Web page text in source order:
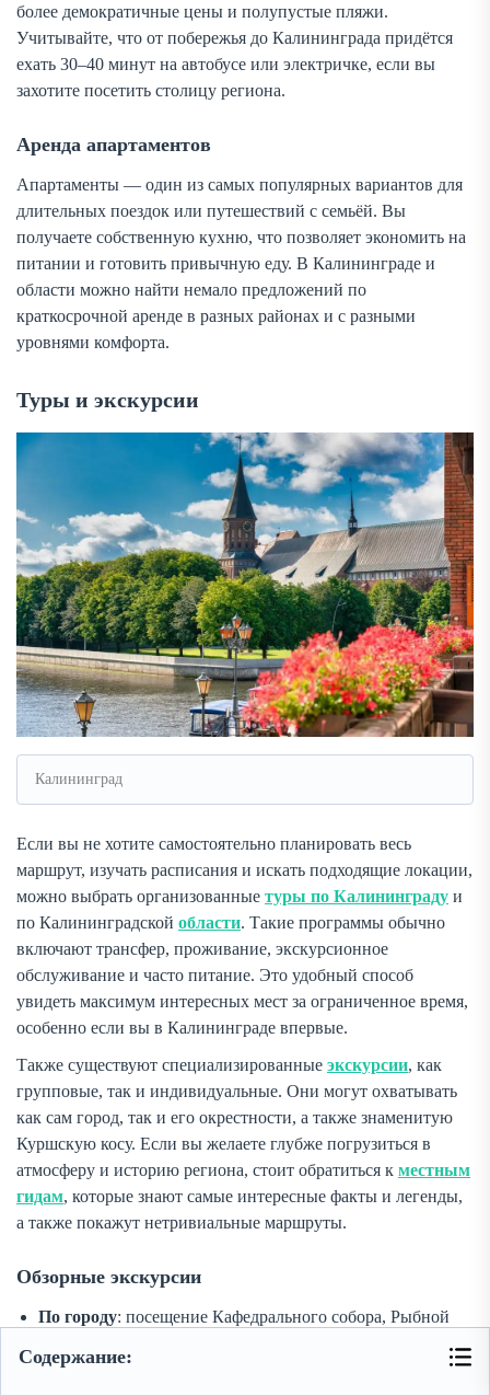
Содержание:
более демократичные цены и полупустые пляжи.
Учитывайте, что от побережья до Калининграда придётся
ехать 30–40 минут на автобусе или электричке, если вы
захотите посетить столицу региона.
Аренда апартаментов
Апартаменты — один из самых популярных вариантов для
длительных поездок или путешествий с семьёй. Вы
получаете собственную кухню, что позволяет экономить на
питании и готовить привычную еду. В Калининграде и
области можно найти немало предложений по
краткосрочной аренде в разных районах и с разными
уровнями комфорта.
Туры и экскурсии
Калининград
Если вы не хотите самостоятельно планировать весь
маршрут, изучать расписания и искать подходящие локации,
можно выбрать организованные туры по Калининграду и
по Калининградской области. Такие программы обычно
включают трансфер, проживание, экскурсионное
обслуживание и часто питание. Это удобный способ
увидеть максимум интересных мест за ограниченное время,
особенно если вы в Калининграде впервые.
Также существуют специализированные экскурсии, как
групповые, так и индивидуальные. Они могут охватывать
как сам город, так и его окрестности, а также знаменитую
Куршскую косу. Если вы желаете глубже погрузиться в
атмосферу и историю региона, стоит обратиться к местным
гидам, которые знают самые интересные факты и легенды,
а также покажут нетривиальные маршруты.
Обзорные экскурсии
По городу: посещение Кафедрального собора, Рыбной